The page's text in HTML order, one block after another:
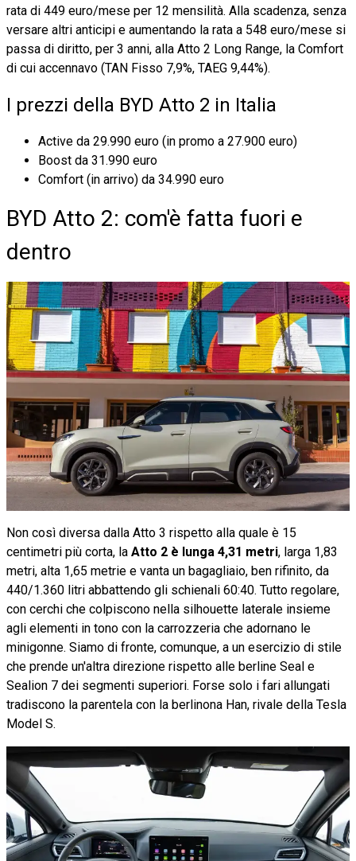
rata di 449 euro/mese per 12 mensilità. Alla scadenza, senza
versare altri anticipi e aumentando la rata a 548 euro/mese si
passa di diritto, per 3 anni, alla Atto 2 Long Range, la Comfort
di cui accennavo (TAN Fisso 7,9%, TAEG 9,44%).
I prezzi della BYD Atto 2 in Italia
Active da 29.990 euro (in promo a 27.900 euro)
Boost da 31.990 euro
Comfort (in arrivo) da 34.990 euro
BYD Atto 2: com'è fatta fuori e
dentro
Non così diversa dalla Atto 3 rispetto alla quale è 15
centimetri più corta, la Atto 2 è lunga 4,31 metri, larga 1,83
metri, alta 1,65 metrie e vanta un bagagliaio, ben rifinito, da
440/1.360 litri abbattendo gli schienali 60:40. Tutto regolare,
con cerchi che colpiscono nella silhouette laterale insieme
agli elementi in tono con la carrozzeria che adornano le
minigonne. Siamo di fronte, comunque, a un esercizio di stile
che prende un'altra direzione rispetto alle berline Seal e
Sealion 7 dei segmenti superiori. Forse solo i fari allungati
tradiscono la parentela con la berlinona Han, rivale della Tesla
Model S.